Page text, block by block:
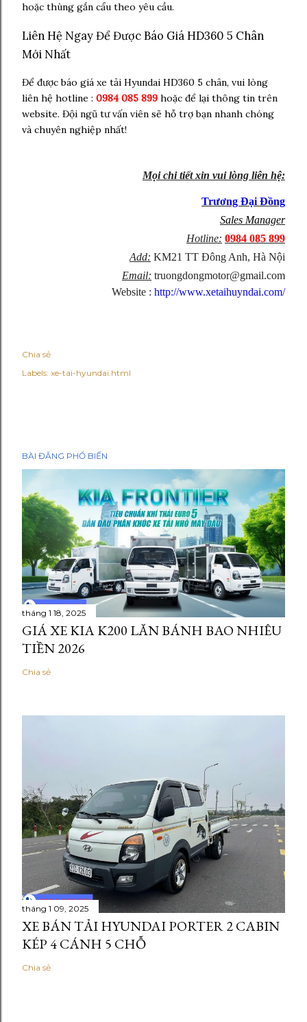
hoặc thùng gắn cẩu theo yêu cầu.
Liên Hệ Ngay Để Được Báo Giá HD360 5 Chân
Mới Nhất
Để được báo giá xe tải Hyundai HD360 5 chân, vui lòng
liên hệ hotline : 0984 085 899 hoặc để lại thông tin trên
website. Đội ngũ tư vấn viên sẽ hỗ trợ bạn nhanh chóng
và chuyên nghiệp nhất!
Mọi chi tiết xin vui lòng liên hệ:
Trương Đại Đồng
Sales Manager
Hotline: 0984 085 899
Add: KM21 TT Đông Anh, Hà Nội
Email: truongdongmotor@gmail.com
Website : http://www.xetaihuyndai.com/
Chia sẻ
Labels: xe-tai-hyundai.html
BÀI ĐĂNG PHỔ BIẾN
tháng 1 18, 2025
GIÁ XE KIA K200 LĂN BÁNH BAO NHIÊU
TIỀN 2026
Chia sẻ
tháng 1 09, 2025
XE BÁN TẢI HYUNDAI PORTER 2 CABIN
KÉP 4 CÁNH 5 CHỖ
Chia sẻ